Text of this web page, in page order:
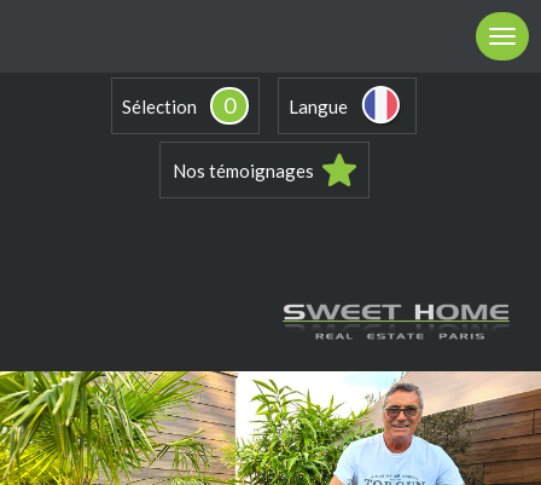
Sélection 0 Langue
Nos témoignages